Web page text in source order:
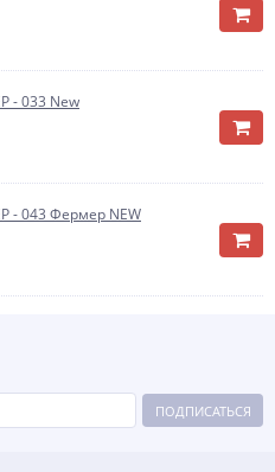
- 033 New
- 043 Фермер NEW
ПОДПИСАТЬСЯ